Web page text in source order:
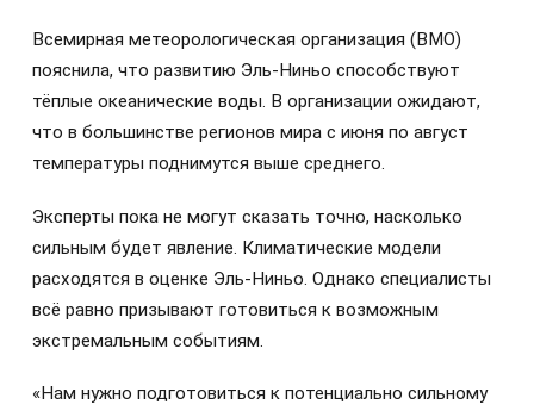
Всемирная метеорологическая организация (ВМО)
пояснила, что развитию Эль-Ниньо способствуют
тёплые океанические воды. В организации ожидают,
что в большинстве регионов мира с июня по август
температуры поднимутся выше среднего.
Эксперты пока не могут сказать точно, насколько
сильным будет явление. Климатические модели
расходятся в оценке Эль-Ниньо. Однако специалисты
всё равно призывают готовиться к возможным
экстремальным событиям.
«Нам нужно подготовиться к потенциально сильному